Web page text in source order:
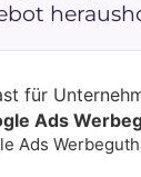
für
Ads
Ads